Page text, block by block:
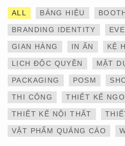
ALL BẢNG HIỆU
BRANDING IDENTITY
GIAN HÀNG IN ẤN KỆ
LỊCH ĐỘC QUYỀN MẶT
PACKAGING POSM
THI CÔNG THIẾT KẾ
THIẾT KẾ NỘI THẤT
VẬT PHẨM QUẢNG CÁO
THIẾT KẾ VÀ THI CÔNG
GIAN HÀNG 6×9 TẠI
TRIỂN LÃM IBTE 2024 –
TỐI ƯU KHÔNG GIAN,
GIA TĂNG GIÁ TRỊ
THƯƠNG HIỆU